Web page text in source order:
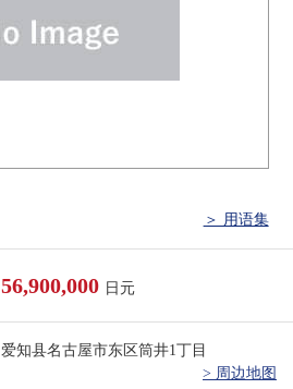
＞ 用语集
56,900,000 日元
爱知县名古屋市东区筒井1丁目
> 周边地图